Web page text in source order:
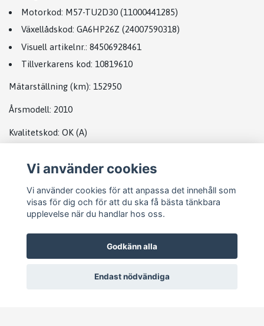
Motorkod: M57-TU2D30 (11000441285)
Växellådskod: GA6HP26Z (24007590318)
Visuell artikelnr.: 84506928461
Tillverkarens kod: 10819610
Mätarställning (km): 152950
Årsmodell: 2010
Kvalitetskod: OK (A)
Vi använder cookies
Vi använder cookies för att anpassa det innehåll som
visas för dig och för att du ska få bästa tänkbara
upplevelse när du handlar hos oss.
Godkänn alla
Endast nödvändiga